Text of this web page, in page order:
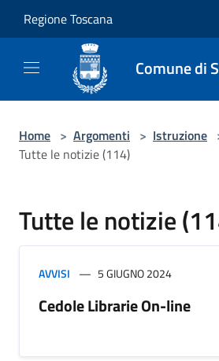
Regione Toscana
Comune di
Home > Argomenti > Istruzione
Tutte le notizie (114)
Tutte le notizie
AVVISI 5 GIUGNO 2024
Cedole Librarie On-line